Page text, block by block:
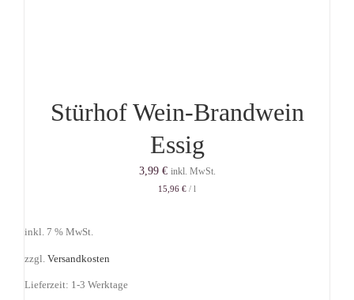
Stürhof Wein-Brandwein
Essig
3,99 € inkl. MwSt.
15,96 € / l
inkl. 7 % MwSt.
zzgl. Versandkosten
Lieferzeit: 1-3 Werktage